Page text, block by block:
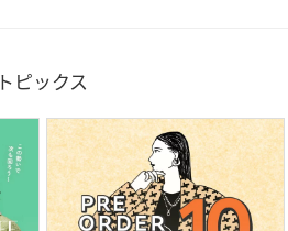
トピックス